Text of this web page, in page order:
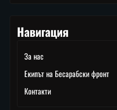
Навигация
За нас
Екипът на Бесарабски фронт
Контакти